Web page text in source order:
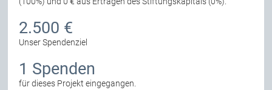
2.500 €
Unser Spendenziel
1 Spenden
für dieses Projekt eingegangen.